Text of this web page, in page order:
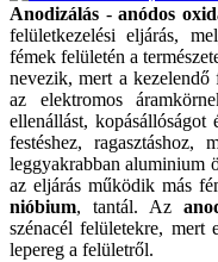
Anodizálás -anódos
felületkezelési eljárás,
fémek felületén a
nevezik, mert a
az elektromos
ellenállást, kopásállóságot
festéshez,
leggyakrabban aluminium
az eljárás működik más
nióbium, tantál. Az
szénacél felületekre, mert
lepereg a felületről.